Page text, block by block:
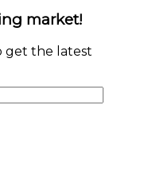
market!
get the latest